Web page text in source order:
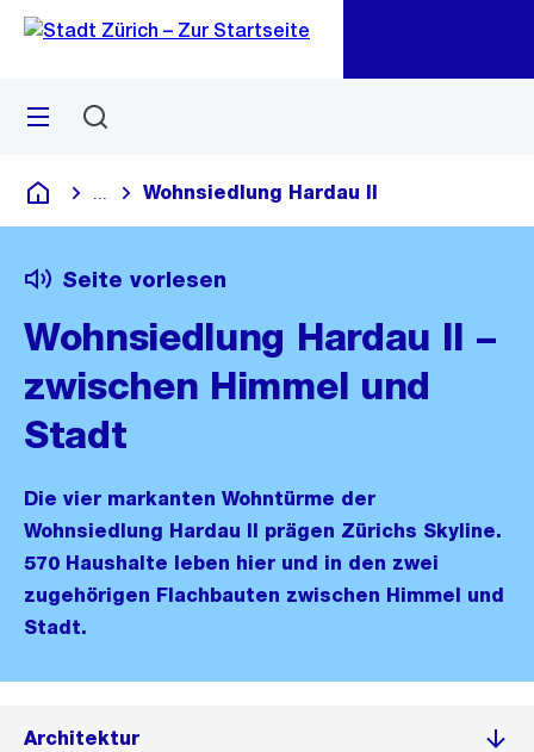
Navigation
Sprunglink
Menü
Deutsch
Blende alle Breadcrumbs ein
Wohnsiedlung Hardau II
Seite vorlesen
Wohnsiedlung Hardau II –
zwischen Himmel und
Stadt
Die vier markanten Wohntürme der
Wohnsiedlung Hardau II prägen Zürichs Skyline.
570 Haushalte leben hier und in den zwei
zugehörigen Flachbauten zwischen Himmel und
Stadt.
Architektur